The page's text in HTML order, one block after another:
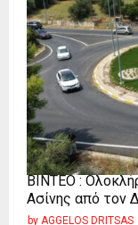
ΒΙΝΤΕΟ :
Ασίνης από τον
by AGGELOS DRITSAS